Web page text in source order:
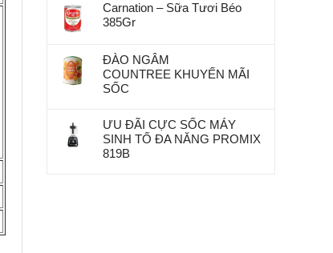
Carnation – Sữa Tươi Béo
385Gr
ĐÀO NGÂM
COUNTREE KHUYẾN MÃI
SỐC
ƯU ĐÃI CỰC SỐC MÁY
SINH TỐ ĐA NĂNG PROMIX
819B